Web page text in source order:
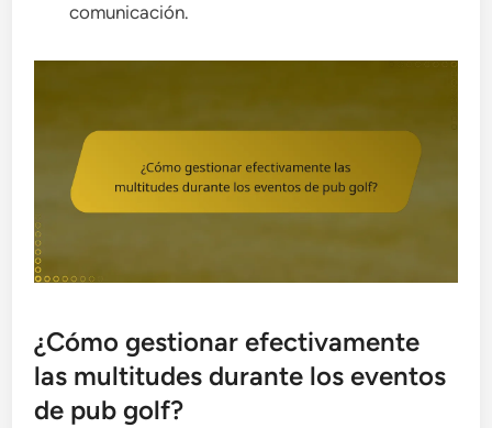
comunicación.
¿Cómo gestionar efectivamente
las multitudes durante los eventos
de pub golf?